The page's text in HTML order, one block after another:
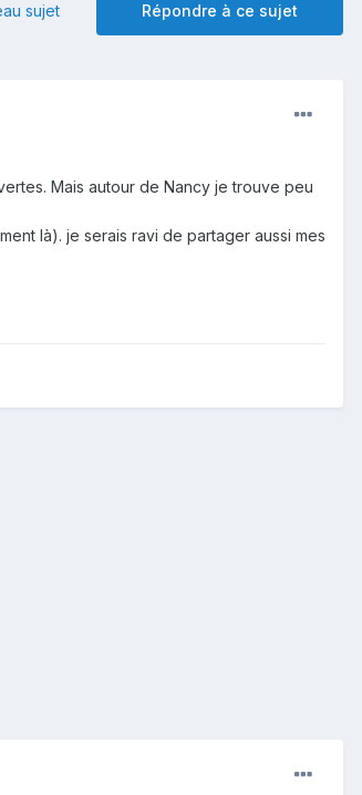
Répondre à ce sujet
sujet
Mais autour de Nancy je trouve peu
là). je serais ravi de partager aussi mes